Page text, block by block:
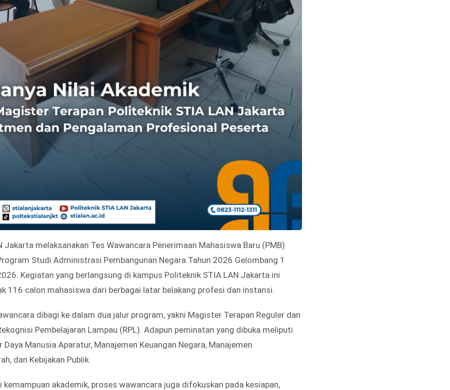
Jakarta melaksanakan Tes Wawancara Penerimaan Mahasiswa Baru (PMB)
Studi Administrasi Pembangunan Negara Tahun 2026 Gelombang 1
Kegiatan yang berlangsung di kampus Politeknik STIA LAN Jakarta ini
116 calon mahasiswa dari berbagai latar belakang profesi dan instansi.
dibagi ke dalam dua jalur program, yakni Magister Terapan Reguler dan
Pembelajaran Lampau (RPL). Adapun peminatan yang dibuka meliputi
Daya Manusia Aparatur, Manajemen Keuangan Negara, Manajemen
dan Kebijakan Publik.
kemampuan akademik, proses wawancara juga difokuskan pada kesiapan,